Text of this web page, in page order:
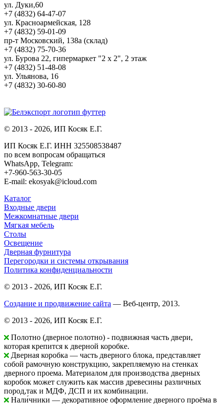
ул. Дуки,60
+7 (4832) 64-47-07
ул. Красноармейская, 128
+7 (4832) 59-01-09
пр-т Московский, 138а (склад)
+7 (4832) 75-70-36
ул. Бурова 22, гипермаркет "2 х 2", 2 этаж
+7 (4832) 51-48-08
ул. Ульянова, 16
+7 (4832) 30-60-80
© 2013 - 2026, ИП Косяк Е.Г.
ИП Косяк Е.Г. ИНН 325508538487
по всем вопросам обращаться
WhatsApp, Telegram:
+7-960-563-30-05
E-mail: ekosyak@icloud.com
Каталог
Входные двери
Межкомнатные двери
Мягкая мебель
Столы
Освещение
Дверная фурнитура
Перегородки и системы открывания
Политика конфиденциальности
© 2013 - 2026, ИП Косяк Е.Г.
Создание и продвижение сайта — Веб-центр, 2013.
© 2013 - 2026, ИП Косяк Е.Г.
Полотно (дверное полотно) - подвижная часть двери,
которая крепится к дверной коробке.
Дверная коробка — часть дверного блока, представляет
собой рамочную конструкцию, закрепляемую на стенках
дверного проема. Материалом для производства дверных
коробок может служить как массив древесины различных
пород,так и МДФ, ДСП и их комбинации.
Нали́чники — декоративное оформление дверного проёма в